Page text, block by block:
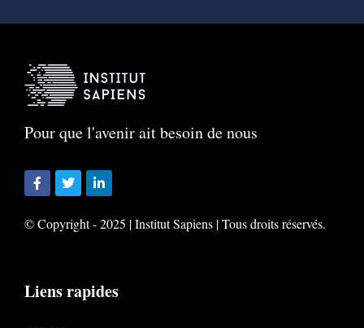
Pour que l'avenir ait besoin de nous
© Copyright - 2025 | Institut Sapiens | Tous droits réservés.
Liens rapides